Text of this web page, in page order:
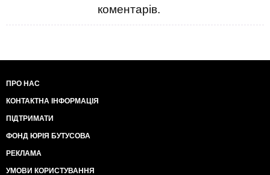
коментарів.
ПРО НАС
КОНТАКТНА ІНФОРМАЦІЯ
ПІДТРИМАТИ
ФОНД ЮРІЯ БУТУСОВА
РЕКЛАМА
УМОВИ КОРИСТУВАННЯ